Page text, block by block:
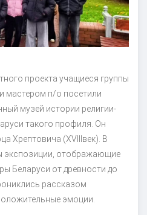
проекта учащиеся группы
мастером п/о посетили
музей истории религии-
такого профиля. Он
Хрептовича (XVIIIвек). В
экспозиции, отображающие
Беларуси от древности до
рассказом
эмоции.